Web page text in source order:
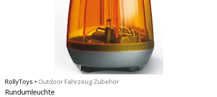
RollyToys • Outdoor Fahrzeug Zubehör
Rundumleuchte